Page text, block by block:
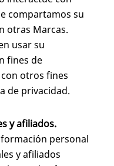
compartamos su
otras Marcas.
usar su
fines de
otros fines
de privacidad.
y afiliados.
personal
y afiliados